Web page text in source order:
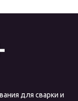
для сварки и